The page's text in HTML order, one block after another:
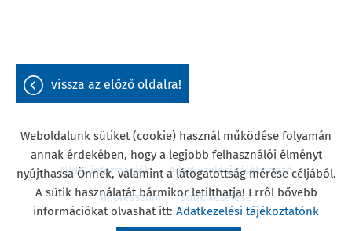
vissza az előző oldalra!
Oldal információk
Adatkezelési tájékoztató
Impresszum
Sütik kezelése
Weboldalunk sütiket (cookie) használ működése folyamán
annak érdekében, hogy a legjobb felhasználói élményt
nyújthassa Önnek, valamint a látogatottság mérése céljából.
A sütik használatát bármikor letilthatja! Erről bővebb
információkat olvashat itt: Adatkezelési tájékoztatónk